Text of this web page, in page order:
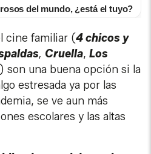
del mundo, ¿está el tuyo?
cine familiar (4 chicos y
, Cruella,Los
) son una buena opción si la
estresada ya por las
se ve aun más
escolares y las altas